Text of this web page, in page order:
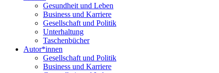
Gesundheit und Leben
Business und Karriere
Gesellschaft und Politik
Unterhaltung
Taschenbücher
Autor*innen
Gesellschaft und Politik
Business und Karriere